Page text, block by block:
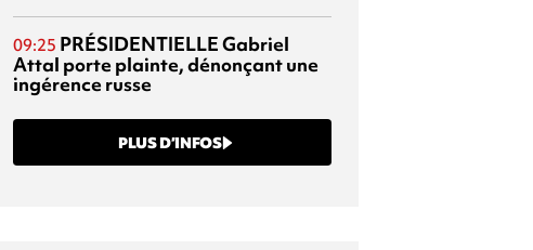
09:25 PRÉSIDENTIELLEGabriel
Attal porte plainte, dénonçant une
ingérence russe
PLUS D’INFOS